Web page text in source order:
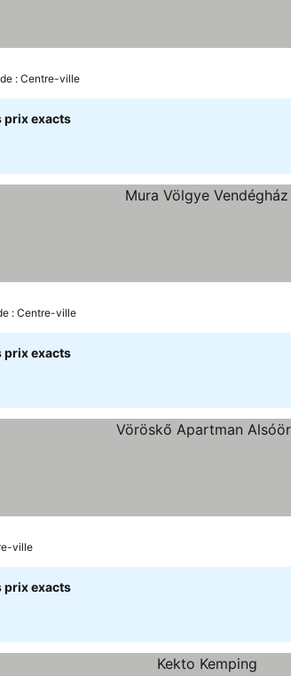
: Centre-ville
prix exacts
les prix
: Centre-ville
prix exacts
les prix
ville
prix exacts